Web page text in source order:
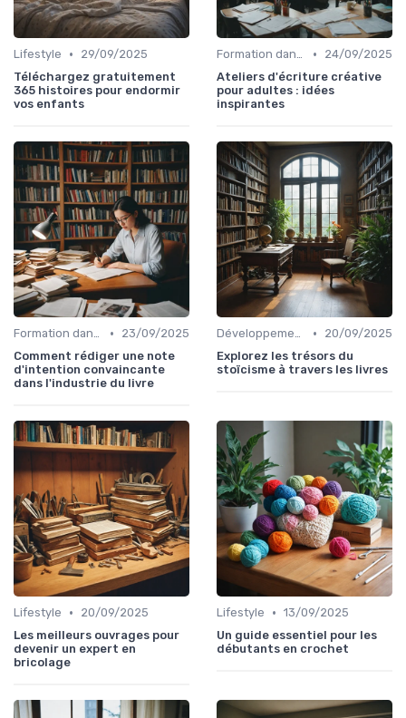
Lifestyle •
29/09/2025
Téléchargez gratuitement
365 histoires pour endormir
vos enfants
Formation dans l'édition de livre •
24/09/2025
Ateliers d'écriture créative
pour adultes : idées
inspirantes
Formation dans l'édition de livre •
23/09/2025
Comment rédiger une note
d'intention convaincante
dans l'industrie du livre
Développement personnel •
20/09/2025
Explorez les trésors du
stoïcisme à travers les livres
Lifestyle •
20/09/2025
Les meilleurs ouvrages pour
devenir un expert en
bricolage
Lifestyle • 13/09/2025
Un guide essentiel pour les
débutants en crochet